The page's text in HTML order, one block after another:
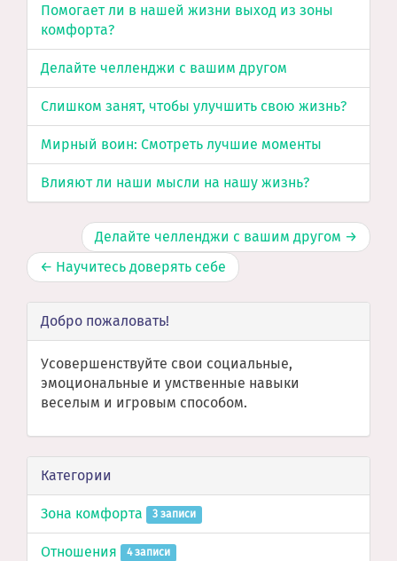
Помогает ли в нашей жизни выход из зоны
комфорта?
Делайте челленджи с вашим другом
Слишком занят, чтобы улучшить свою жизнь?
Мирный воин: Смотреть лучшие моменты
Влияют ли наши мысли на нашу жизнь?
Делайте челленджи с вашим другом →
← Научитесь доверять себе
Добро пожаловать!
Усовершенствуйте свои социальные,
эмоциональные и умственные навыки
веселым и игровым способом.
Категории
Зона комфорта 3 записи
Отношения 4 записи